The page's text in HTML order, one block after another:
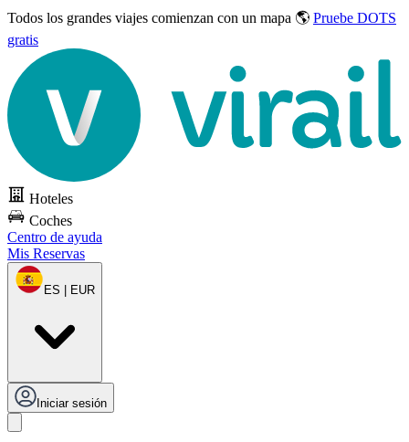
Todos los grandes viajes comienzan con un mapa 🌎 Pruebe DOTS
gratis
Hoteles
Coches
Centro de ayuda
Mis Reservas
ES | EUR
Iniciar sesión